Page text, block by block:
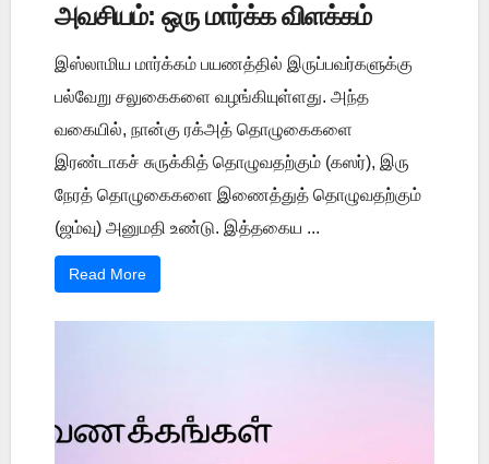
அவசியம்: ஒரு மார்க்க விளக்கம்
இஸ்லாமிய மார்க்கம் பயணத்தில் இருப்பவர்களுக்கு
பல்வேறு சலுகைகளை வழங்கியுள்ளது. அந்த
வகையில், நான்கு ரக்அத் தொழுகைகளை
இரண்டாகச் சுருக்கித் தொழுவதற்கும் (கஸர்), இரு
நேரத் தொழுகைகளை இணைத்துத் தொழுவதற்கும்
(ஜம்வு) அனுமதி உண்டு. இத்தகைய ...
Read More